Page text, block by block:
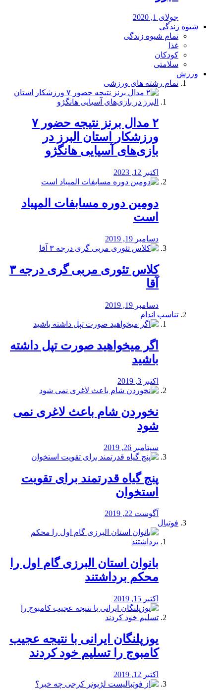
جولای 1, 2020
شیوه زندگی
تمام شیوه زندگی
غذا
کودکان
سلامتی
ورزش
تمام رشته های ورزشی
۲ مدال برنز نتیجه حضور ۷
ورزشکار استان البرز در
بازی‌های آسیایی هانگژو
اکتبر 12, 2023
دومین دوره مسابفات المپیاد
است
دسامبر 19, 2019
کلاس تئوری مربی گری درجه ۳
آقا
دسامبر 19, 2019
تناسب اندام
اگر میخواهید صورت تپل داشته
باشید
اکتبر 3, 2019
نخوردن شام باعث لاغری نمی
‌شود
سپتامبر 26, 2019
پنج گیاه قدرتمند برای تقویت
استخوان
آگوست 22, 2019
فوتبال
بانوان استان البرزی گام اول را
محكم برداشتند
اکتبر 15, 2019
یوزپلنگان ایرانی با نتیجه عجیب
کامبوج را تسلیم خود کردند
اکتبر 12, 2019